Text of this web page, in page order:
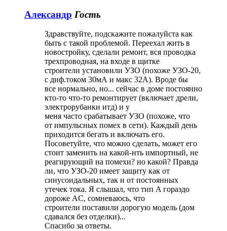
Александр Гость
Здравствуйте, подскажите пожалуйста как
быть с такой проблемой. Переехал жить в
новостройку, сделали ремонт, вся проводка
трехпроводная, на входе в щитке
строители установили УЗО (похоже УЗО-20,
с диф.током 30мА и макс 32A). Вроде бы
все нормально, но... сейчас в доме постоянно
кто-то что-то ремонтирует (включает дрели,
электрорубанки итд) и у
меня часто срабатывает УЗО (похоже, что
от импульсных помех в сети). Каждый день
приходится бегать и включать его.
Посоветуйте, что можно сделать, может его
стоит заменить на какой-нть импортный, не
реагирующий на помехи? но какой? Правда
ли, что УЗО-20 имеет защиту как от
синусоидальных, так и от постоянных
утечек тока. Я слышал, что тип A гораздо
дороже AC, сомневаюсь, что
строители поставили дорогую модель (дом
сдавался без отделки)...
Спасибо за ответы.